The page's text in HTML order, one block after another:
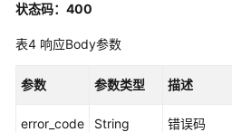
-
DeleteAccountAssignment
查
账
状态码：400
表4 响应Body参数
参数 参数类型 描述
error_code String 错误码